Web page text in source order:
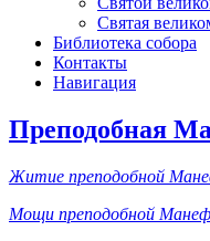
Святая
Библиотека собора
Контакты
Навигация
Преподобная
Житие преподобной
Мощи преподобной